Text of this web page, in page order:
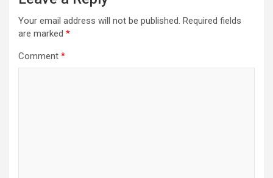
Your email address will not be published. Required fields
are marked *
Comment *